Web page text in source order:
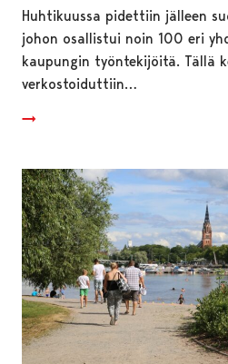
Huhtikuussa pidettiin jälleen
johon osallistui noin 100 eri
kaupungin työntekijöitä. Tällä
verkostoiduttiin…